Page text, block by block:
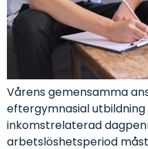
Vårens gemensamma
eftergymnasial
inkomstrelaterad
arbetslöshetsperiod